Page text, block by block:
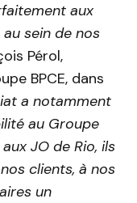
aux
sein de nos
Pérol,
BPCE, dans
a notamment
au Groupe
JO de Rio, ils
clients, à nos
un